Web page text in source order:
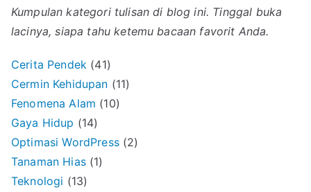
Kumpulan kategori tulisan di blog ini. Tinggal buka
lacinya, siapa tahu ketemu bacaan favorit Anda.
Cerita Pendek (41)
Cermin Kehidupan (11)
Fenomena Alam (10)
Gaya Hidup (14)
Optimasi WordPress(2)
Tanaman Hias(1)
Teknologi (13)